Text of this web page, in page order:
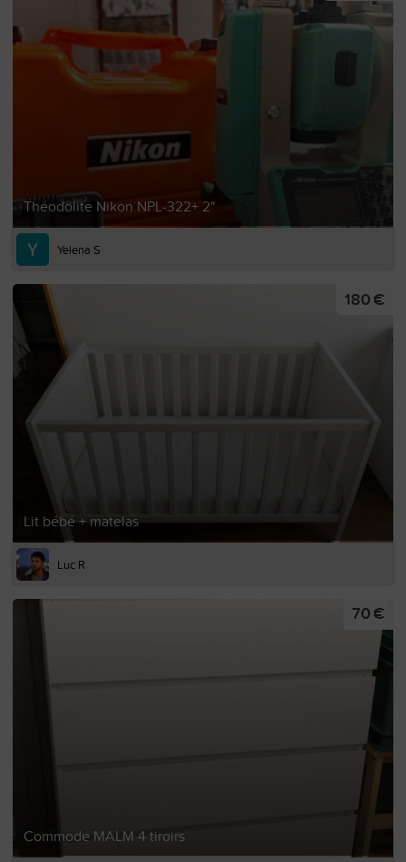
Théodolite Nikon NPL-322+ 2"
Yelena S
Lit bébé + matelas
180 €
Luc R
Commode MALM 4 tiroirs
70 €